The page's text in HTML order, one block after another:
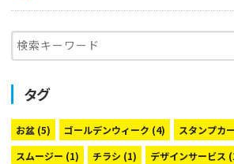
タグ
お盆 (5) ゴールデンウィーク (4) スタンプカ
スムージー (1) チラシ (1) デザインサービス